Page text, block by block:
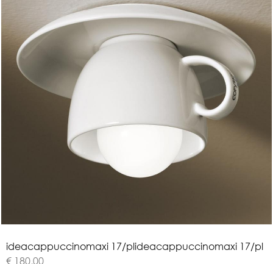
ideacappuccinomaxi 1 7/plideacappuccinomaxi 17/pl
€ 180,00